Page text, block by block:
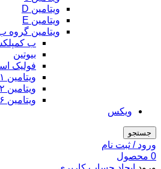
ویتامین D
ویتامین E
ویتامین گروه
ب
بیوتین
فولیک
ویتامین B۱
ویتامین B۱۲
ویتامین B۶
ویکس
جستجو
ورود / ثبت نام
0 محصول